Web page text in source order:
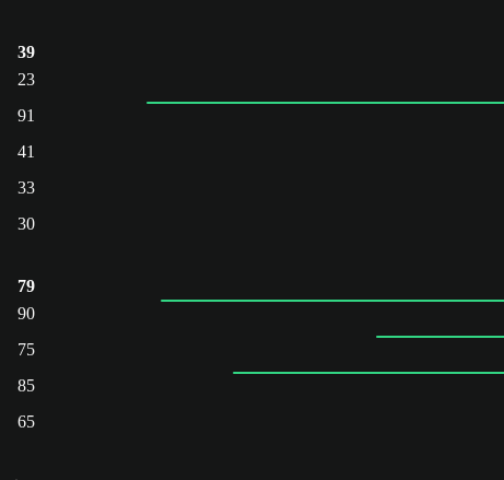
39
23
91
41
33
30
79
90
75
85
65